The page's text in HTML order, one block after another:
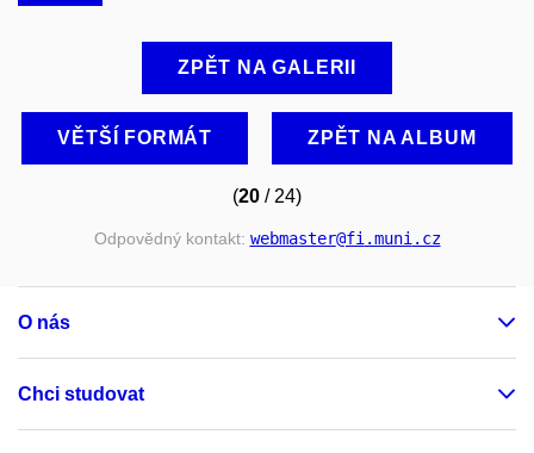
ZPĚT NA GALERII
VĚTŠÍ FORMÁT ZPĚT NA ALBUM
(20 / 24)
Odpovědný kontakt: webmaster@fi.muni.cz
O nás
Chci studovat